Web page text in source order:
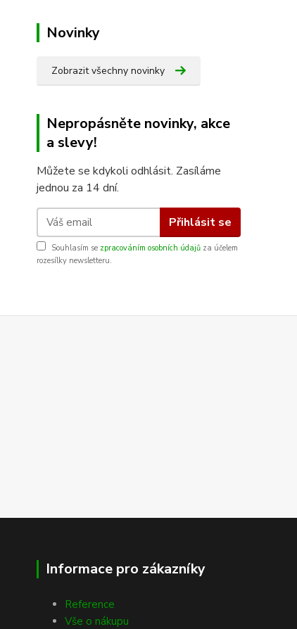
Novinky
Zobrazit všechny novinky
Nepropásněte novinky, akce
a slevy!
Můžete se kdykoli odhlásit. Zasíláme
jednou za 14 dní.
Přihlásit se
Souhlasím se zpracováním osobních údajů za účelem
rozesílky newsletteru.
Informace pro zákazníky
Reference
Vše o nákupu